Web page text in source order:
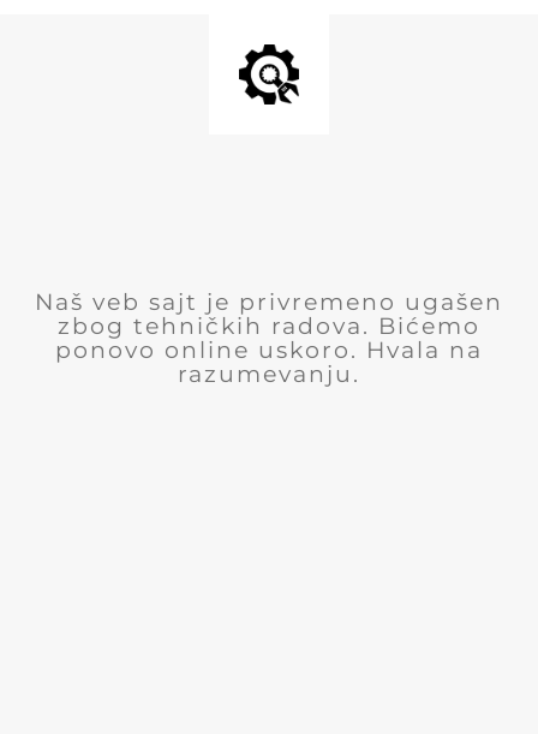
Naš veb sajt je privremeno ugašen
zbog tehničkih radova. Bićemo
ponovo online uskoro. Hvala na
razumevanju.